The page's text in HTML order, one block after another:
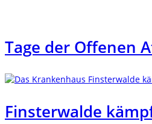
Tage der Offenen
Finsterwalde